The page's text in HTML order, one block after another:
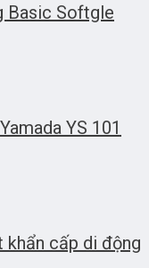
Basic Softgle
YS 101
khẩn cấp di động